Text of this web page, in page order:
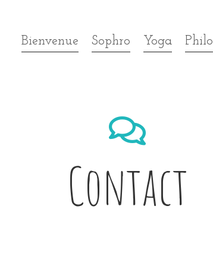
Bienvenue Sophro Yoga Philo

Contact